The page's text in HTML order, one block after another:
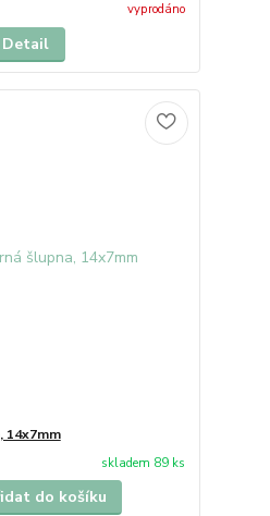
vyprodáno
Detail
14x7mm
skladem 89 ks
do košíku